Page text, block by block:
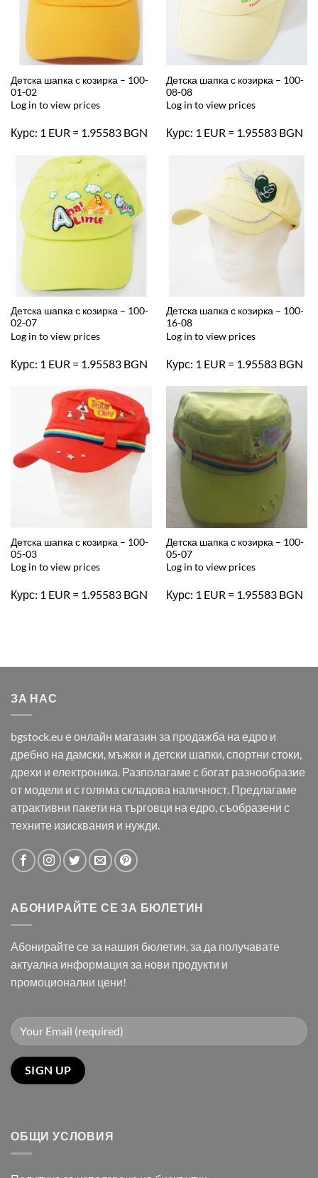
Детска шапка с козирка – 100-
01-02
Log in to view prices
Курс: 1 EUR = 1.95583 BGN
Детска шапка с козирка – 100-
08-08
Log in to view prices
Курс: 1 EUR = 1.95583 BGN
Детска шапка с козирка – 100-
02-07
Log in to view prices
Курс: 1 EUR = 1.95583 BGN
Детска шапка с козирка – 100-
16-08
Log in to view prices
Курс: 1 EUR = 1.95583 BGN
Детска шапка с козирка – 100-
05-03
Log in to view prices
Курс: 1 EUR = 1.95583 BGN
Детска шапка с козирка – 100-
05-07
Log in to view prices
Курс: 1 EUR = 1.95583 BGN
ЗА НАС
bgstock.eu е онлайн магазин за продажба на едро и
дребно на дамски, мъжки и детски шапки, спортни стоки,
дрехи и електроника. Разполагаме с богат разнообразие
от модели и с голяма складова наличност. Предлагаме
атрактивни пакети на търговци на едро, съобразени с
техните изисквания и нужди.
АБОНИРАЙТЕ СЕ ЗА БЮЛЕТИН
Абонирайте се за нашия бюлетин, за да получавате
актуална информация за нови продукти и
промоционални цени!
ОБЩИ УСЛОВИЯ